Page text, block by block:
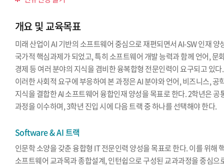
개요 및 교육목표
미래 산업이 AI 기반의 소프트웨어 중심으로 재편되면서 AI-SW 인재 양
국가적 핵심과제가 되었고, 특히 소프트웨어 개발 능력과 함께 언어, 문
경제 등 여러 분야의 지식을 겸비한 융복합형 전문인력이 요구되고 있다.
이러한 사회적 요구에 부응하여 본 과정은 AI 분야와 언어, 비즈니스, 공
지식을 결합한 AI 소프트웨어 융합인재 양성을 목표로 한다. 2학년은 공
과정을 이수하며, 3학년 진입 시에 다음 트랙 중 하나를 선택해야 한다.
Software & AI 트랙
인문학 소양을 갖춘 융합형 IT 전문인력 양성을 목표로 한다. 이를 위해
소프트웨어 교과목과 종합설계, 인턴쉽으로 구성된 교과과정을 중심으